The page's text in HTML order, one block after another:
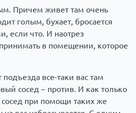
Причем живет там очень
голым, бухает, бросается
если что. И наотрез
в помещении, которое
все-таки вас там
сосед − против. И как только
при помощи таких же